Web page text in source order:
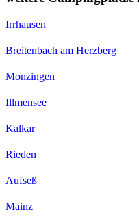
Irrhausen
Breitenbach am Herzberg
Monzingen
Illmensee
Kalkar
Rieden
Aufseß
Mainz